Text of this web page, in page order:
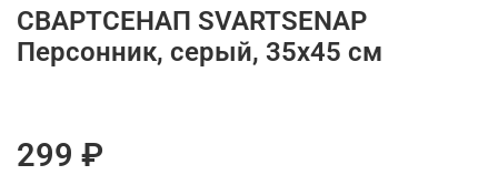
СВАРТСЕНАП SVARTSENAP
Персонник, серый, 35x45 см
299 ₽